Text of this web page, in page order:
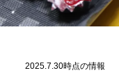
2025.7.30時点の情報